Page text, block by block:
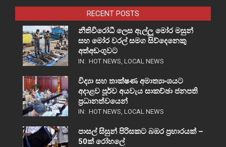
RECENT POSTS
නීතිවිරෝධී ලෙස ඇල්ලූ මෝර මසුන්
සහ මෝර වරල් සමග සිව්දෙනෙකු
අත්අඩංගුවට
IN: HOT NEWS LOCAL NEWS
විද්‍යා සහ තාක්ෂණ අමාත්‍යාංශයට
අදාළව පූර්ව අයවැය සාකච්ඡා ජනපති
ප්‍රධානත්වයෙන්
IN: HOT NEWS LOCAL NEWS
පාසල් සිසුන් පිරිසකට බඹර ප්‍රහාරයක් –
50ක් රෝහලේ